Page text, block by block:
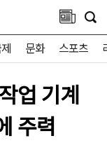
문화 스포츠
업 기계
주력